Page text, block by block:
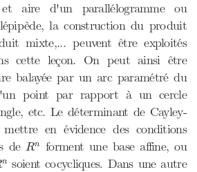
aire d'un parallélogramme ou
la construction du produit
mixte,... peuvent être exploités
cette leçon. On peut ainsi être
balayée par un arc paramétré du
point par rapport à un cercle
etc. Le déterminant de Cayley-
en évidence des conditions
deRn
Rn forment une base affine, ou
n
n soient cocycliques. Dans une autre